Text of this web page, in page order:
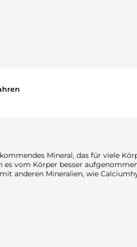
Mineral, das für viele
es vom Körper besser
anderen Mineralien, wie